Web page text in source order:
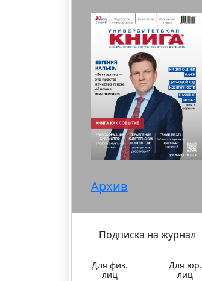
Архив
Подписка на журнал
Для физ.
лиц
Для юр.
лиц